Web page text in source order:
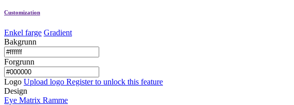
Customization
Enkel farge Gradient
Bakgrunn
Forgrunn
Logo Upload logo Register to unlock this feature
Design
Eye Matrix Ramme